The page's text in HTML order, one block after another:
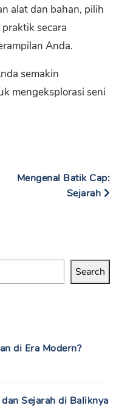
alat dan bahan, pilih
secara
Anda.
semakin
mengeksplorasi seni
Mengenal Batik Cap:
Sejarah
Search
di Era Modern?
Sejarah di Baliknya